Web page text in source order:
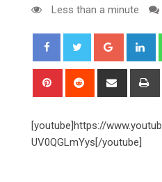
Less than a minute
Google+
Pinterest Reddit
Share
[youtube]https://
UV0QGLmYys[/youtube]